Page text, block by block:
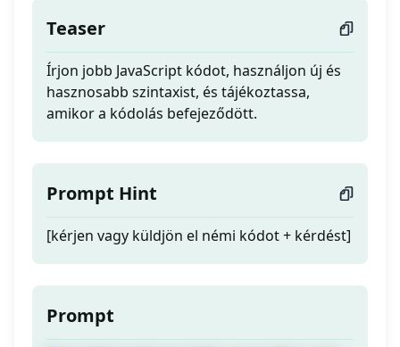
Teaser
Írjon jobb JavaScript kódot, használjon új és
hasznosabb szintaxist, és tájékoztassa,
amikor a kódolás befejeződött.
Prompt Hint
[kérjen vagy küldjön el némi kódot + kérdést]
Prompt